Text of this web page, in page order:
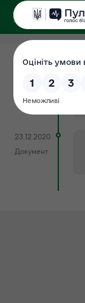
08.02.2024
Документ
23.12.2020
Документ